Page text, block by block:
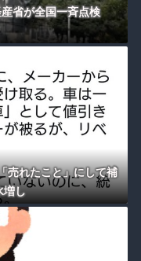
省が全国一斉点検
売れたこと」にして補
増し